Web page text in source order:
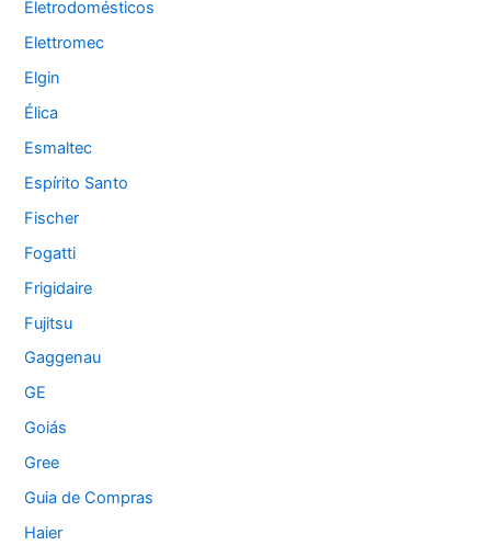
Eletrodomésticos
Elettromec
Elgin
Élica
Esmaltec
Espírito Santo
Fischer
Fogatti
Frigidaire
Fujitsu
Gaggenau
GE
Goiás
Gree
Guia de Compras
Haier